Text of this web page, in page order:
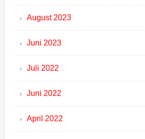
August 2023
Juni 2023
Juli 2022
Juni 2022
April 2022